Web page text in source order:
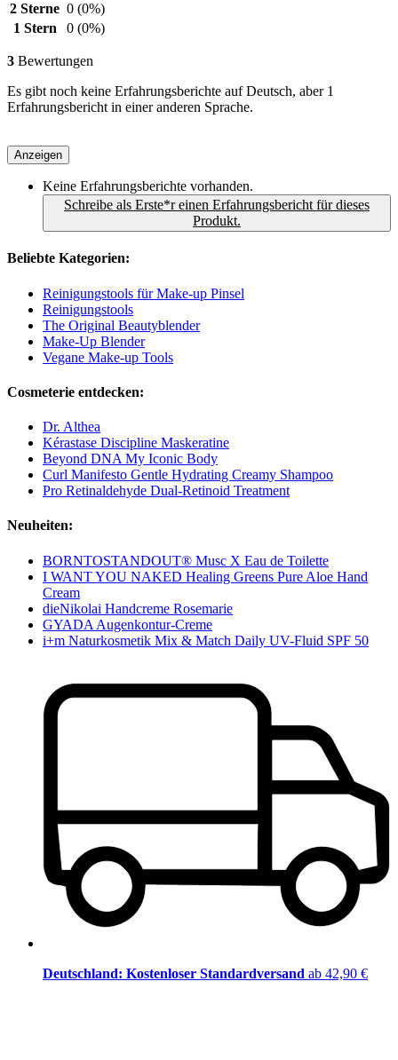
2 Sterne 0 (0%)
1 Stern
0 (0%)
3 Bewertungen
Es gibt noch keine Erfahrungsberichte auf Deutsch, aber 1
Erfahrungsbericht in einer anderen Sprache.
Anzeigen
Keine Erfahrungsberichte vorhanden.
Schreibe als Erste*r einen Erfahrungsbericht für dieses
Produkt.
Beliebte Kategorien:
Reinigungstools für Make-up Pinsel
Reinigungstools
The Original Beautyblender
Make-Up Blender
Vegane Make-up Tools
Cosmeterie entdecken:
Dr. Althea
Kérastase Discipline Maskeratine
Beyond DNA My Iconic Body
Curl Manifesto Gentle Hydrating Creamy Shampoo
Pro Retinaldehyde Dual-Retinoid Treatment
Neuheiten:
BORNTOSTANDOUT® Musc X Eau de Toilette
I WANT YOU NAKED Healing Greens Pure Aloe Hand
Cream
dieNikolai Handcreme Rosemarie
GYADA Augenkontur-Creme
i+m Naturkosmetik Mix & Match Daily UV-Fluid SPF 50
Deutschland: Kostenloser Standardversand ab 42,90 €